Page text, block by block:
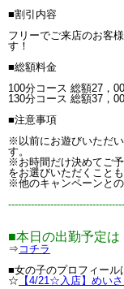
■割引内容
フリーでご来店のお客
す！
■総額料金
100分コース 総額27，
130分コース 総額37，
■注意事項
※以前にお遊びいただ
す。
※お時間だけ決めてご
をお選びいただくこと
※他のキャンペーンとの
■本日の出勤予定は
⇒ コチラ
■女の子のプロフィール
☆ 【4/21☆入店】めい